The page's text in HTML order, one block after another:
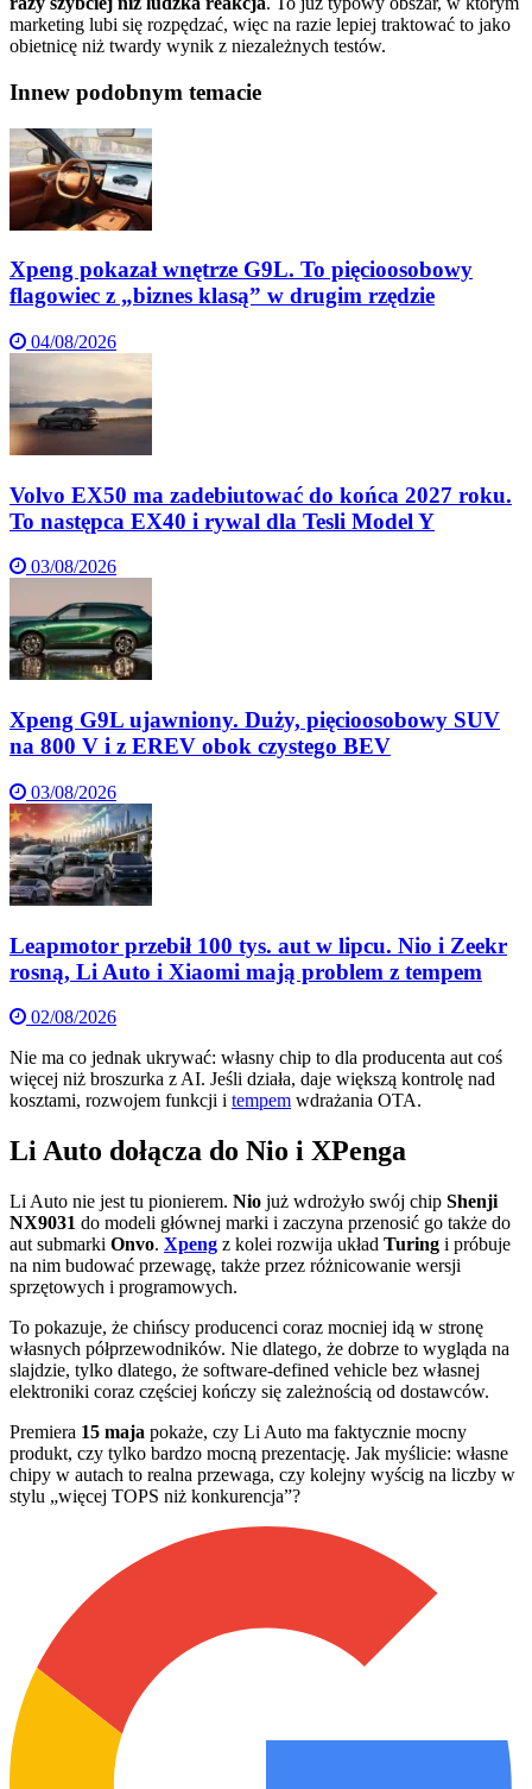
marketing lubi się rozpędzać, więc na razie lepiej traktować to jako
obietnicę niż twardy wynik z niezależnych testów.
Innew podobnym temacie
Xpeng pokazał wnętrze G9L. To pięcioosobowy
flagowiec z „biznes klasą” w drugim rzędzie
04/08/2026
Volvo EX50 ma zadebiutować do końca 2027 roku.
To następca EX40 i rywal dla Tesli Model Y
03/08/2026
Xpeng G9L ujawniony. Duży, pięcioosobowy SUV
na 800 V i z EREV obok czystego BEV
03/08/2026
Leapmotor przebił 100 tys. aut w lipcu. Nio i Zeekr
rosną, Li Auto i Xiaomi mają problem z tempem
02/08/2026
Nie ma co jednak ukrywać: własny chip to dla producenta aut coś
więcej niż broszurka z AI. Jeśli działa, daje większą kontrolę nad
kosztami, rozwojem funkcji i tempem wdrażania OTA.
Li Auto dołącza do Nio i XPenga
Li Auto nie jest tu pionierem. Nio już wdrożyło swój chip Shenji
NX9031 do modeli głównej marki i zaczyna przenosić go także do
aut submarki Onvo. Xpeng z kolei rozwija układ Turing i próbuje
na nim budować przewagę, także przez różnicowanie wersji
sprzętowych i programowych.
To pokazuje, że chińscy producenci coraz mocniej idą w stronę
własnych półprzewodników. Nie dlatego, że dobrze to wygląda na
slajdzie, tylko dlatego, że software-defined vehicle bez własnej
elektroniki coraz częściej kończy się zależnością od dostawców.
Premiera 15 maja pokaże, czy Li Auto ma faktycznie mocny
produkt, czy tylko bardzo mocną prezentację. Jak myślicie: własne
chipy w autach to realna przewaga, czy kolejny wyścig na liczby w
stylu „więcej TOPS niż konkurencja”?